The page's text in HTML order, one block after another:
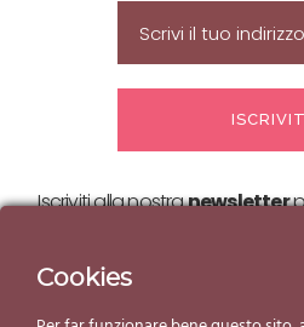
Iscriviti alla nostranewsletter
Cookies